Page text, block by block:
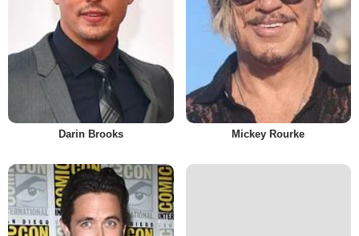
Darin Brooks Mickey Rourke